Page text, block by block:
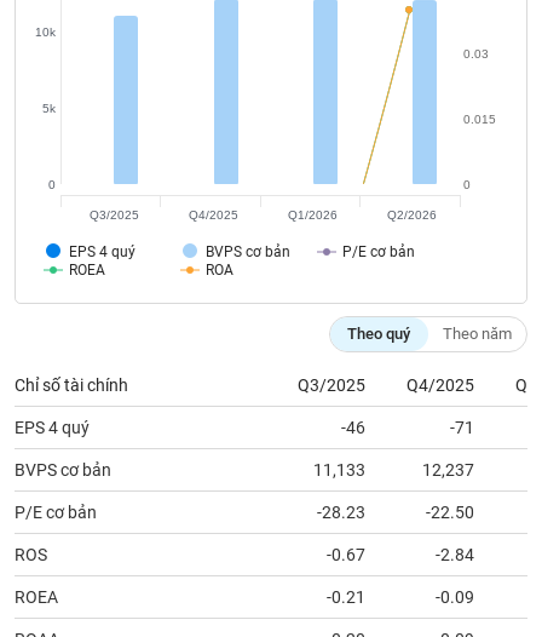
EPS 4 quý BVPS cơ bản
P/E cơ bản
ROEA
ROA
0
5k
10k
0
0.015
0.03
Q3/2025 Q4/2025 Q1/2026 Q2/2026
Theo quý Theo năm
Chỉ số tài chính Q3/2025 Q4/2025
EPS 4 quý -46 -71
BVPS cơ bản 11,133 12,237
P/E cơ bản -28.23 -22.50
ROS -0.67 -2.84
ROEA -0.21 -0.09
chính